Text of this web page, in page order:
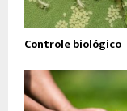
Controle biológico